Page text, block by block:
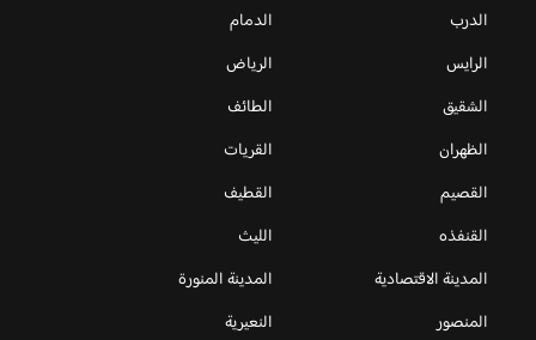
الدرب
الدمام
الرايس
الرياض
الشقيق
الطائف
الظهران
القريات
القصيم
القطيف
القنفذه
الليث
المدينة الاقتصادية
المدينة المنورة
المنصور
النعيرية